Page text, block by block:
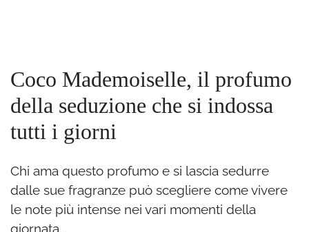
Coco Mademoiselle, il profumo
della seduzione che si indossa
tutti i giorni
Chi ama questo profumo e si lascia sedurre
dalle sue fragranze può scegliere come vivere
le note più intense nei vari momenti della
giornata.